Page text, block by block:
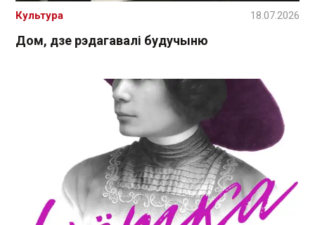
Дом, дзе рэдагавалі будучыню
Культура 18.07.2026